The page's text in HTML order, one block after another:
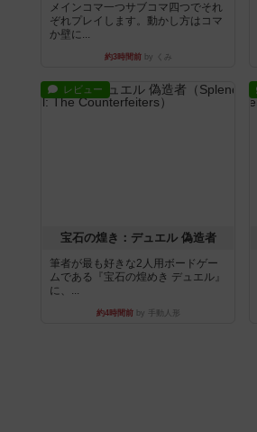
メインコマ一つサブコマ四つでそれ
ぞれプレイします。動かし方はコマ
か壁に...
約3時間前by くみ
レビュー
宝石の煌き：デュエル 偽造者
筆者が最も好きな2人用ボードゲー
ムである『宝石の煌めき デュエル』
に、...
約4時間前by 手動人形